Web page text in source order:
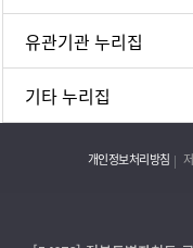
유관기관 누리집
기타 누리집
개인정보처리방침